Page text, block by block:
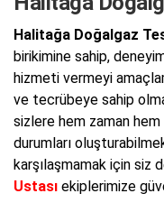
Halitağa Doğalgaz
birikimine sahip,
hizmeti vermeyi
ve tecrübeye sahip
sizlere hem zaman
durumları
karşılaşmamak için siz
Ustası ekiplerimize